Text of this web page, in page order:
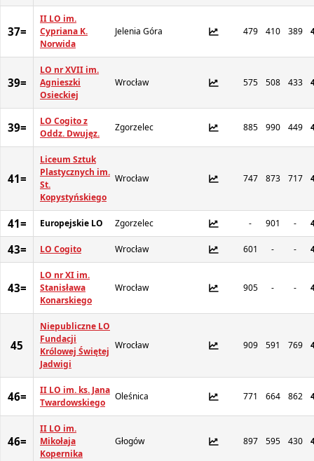
37=
II LO im.
Cypriana K.
Norwida
Jelenia Góra 479 410 389
39=
LO nr XVII im.
Agnieszki
Osieckiej
Wrocław 575 508 433
39=
LO Cogito z
Oddz. Dwujęz.
Zgorzelec 885 990 449
41=
Liceum Sztuk
Plastycznych im.
St.
Kopystyńskiego
Wrocław 747 873 717
41= Europejskie LO Zgorzelec - 901 -
43= LO Cogito Wrocław 601 - -
43=
LO nr XI im.
Stanisława
Konarskiego
Wrocław 905 - -
45
Niepubliczne LO
Fundacji
Królowej Świętej
Jadwigi
Wrocław 909 591 769
46=
II LO im. ks. Jana
Twardowskiego
Oleśnica 771 664 862
46=
II LO im.
Mikołaja
Kopernika
Głogów 897 595 430